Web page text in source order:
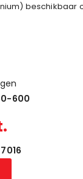
beschikbaar
600